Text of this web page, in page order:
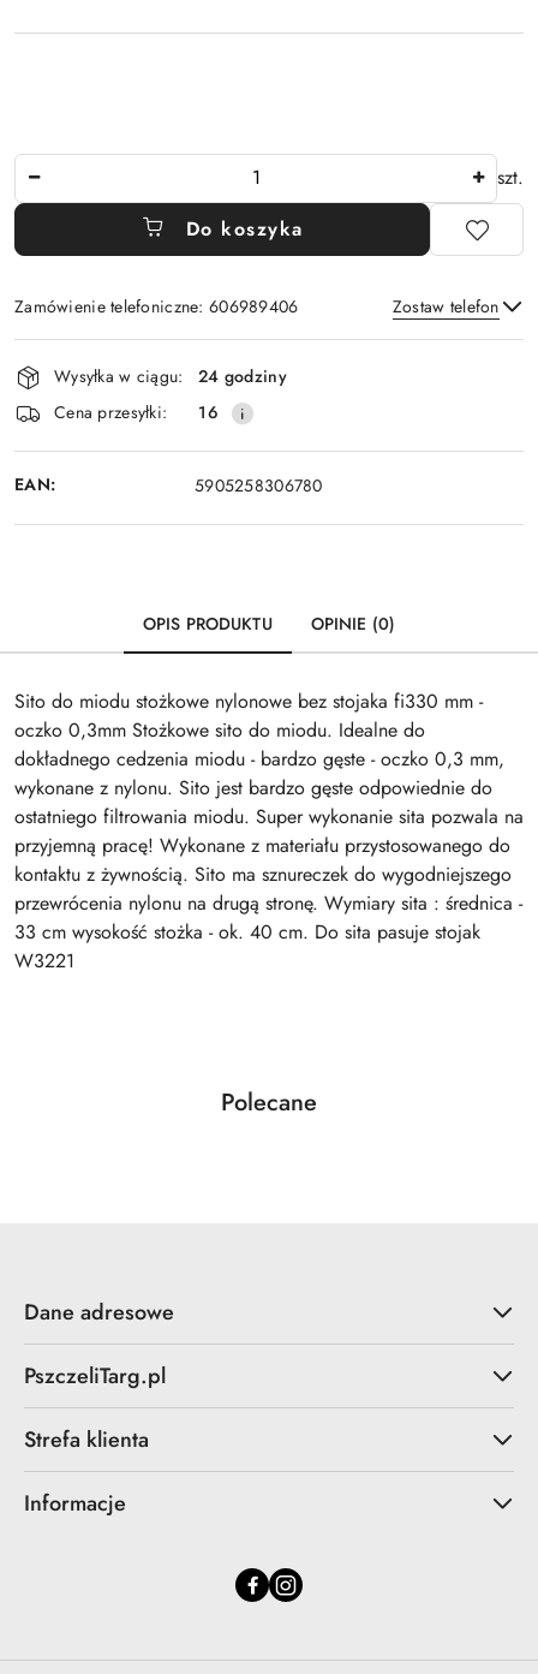
szt.
Do koszyka
Zamówienie telefoniczne: 606989406 Zostaw telefon
Wyślij
Dostępność
i
dostawa
Wysyłka w ciągu:
24 godziny
Cena przesyłki:
16
EAN: 5905258306780
OPIS PRODUKTU OPINIE (0)
Sito do miodu stożkowe nylonowe bez stojaka fi330 mm -
oczko 0,3mm Stożkowe sito do miodu. Idealne do
dokładnego cedzenia miodu - bardzo gęste - oczko 0,3 mm,
wykonane z nylonu. Sito jest bardzo gęste odpowiednie do
ostatniego filtrowania miodu. Super wykonanie sita pozwala na
przyjemną pracę! Wykonane z materiału przystosowanego do
kontaktu z żywnością. Sito ma sznureczek do wygodniejszego
przewrócenia nylonu na drugą stronę. Wymiary sita : średnica -
33 cm wysokość stożka - ok. 40 cm. Do sita pasuje stojak
W3221
Pomiń karuzelę produktów
Produkty
Polecane
Dane adresowe
PszczeliTarg.pl
Strefa klienta
Informacje